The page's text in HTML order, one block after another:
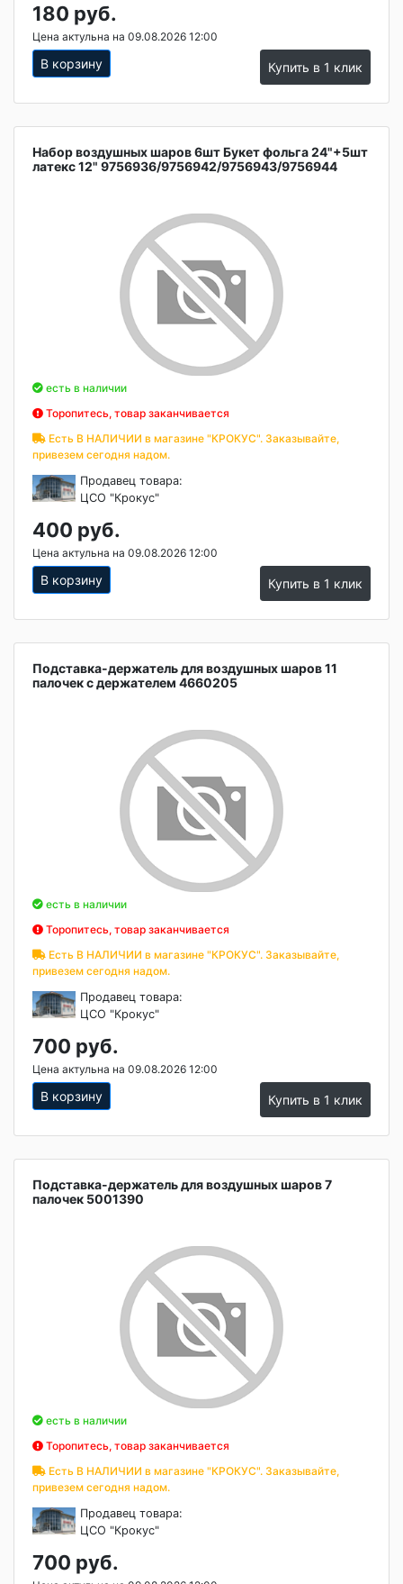
180 руб.
Цена актульна на 09.08.2026 12:00
В корзину Купить в 1 клик
Набор воздушных шаров 6шт Букет фольга 24"+5шт
латекс 12" 9756936/9756942/9756943/9756944
есть в наличии
Торопитесь, товар заканчивается
Есть В НАЛИЧИИ в магазине "КРОКУС". Заказывайте,
привезем сегодня надом.
Продавец товара:
ЦСО "Крокус"
400 руб.
Цена актульна на 09.08.2026 12:00
В корзину Купить в 1 клик
Подставка-держатель для воздушных шаров 11
палочек с держателем 4660205
есть в наличии
Торопитесь, товар заканчивается
Есть В НАЛИЧИИ в магазине "КРОКУС". Заказывайте,
привезем сегодня надом.
Продавец товара:
ЦСО "Крокус"
700 руб.
Цена актульна на 09.08.2026 12:00
В корзину Купить в 1 клик
Подставка-держатель для воздушных шаров 7
палочек 5001390
есть в наличии
Торопитесь, товар заканчивается
Есть В НАЛИЧИИ в магазине "КРОКУС". Заказывайте,
привезем сегодня надом.
Продавец товара:
ЦСО "Крокус"
700 руб.